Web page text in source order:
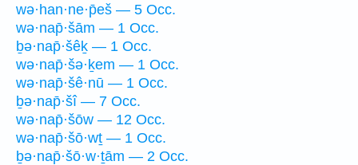
wə·han·ne·p̄eš — 5 Occ.
wə·nap̄·šām — 1 Occ.
ḇə·nap̄·šêḵ — 1 Occ.
wə·nap̄·šə·ḵem — 1 Occ.
wə·nap̄·šê·nū — 1 Occ.
ḇə·nap̄·šî — 7 Occ.
wə·nap̄·šōw — 12 Occ.
wə·nap̄·šō·wṯ — 1 Occ.
ḇə·nap̄·šō·w·ṯām — 2 Occ.